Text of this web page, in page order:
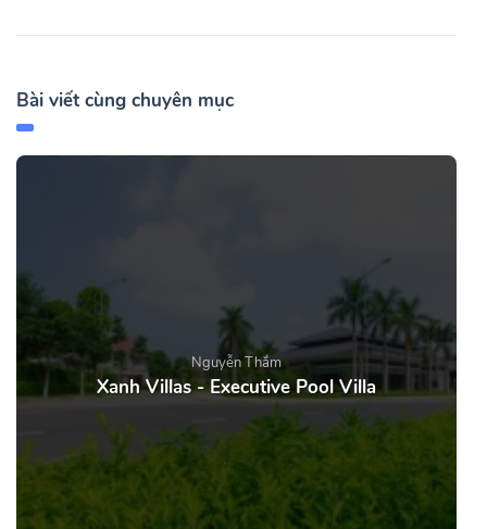
Bài viết cùng chuyên mục
Nguyễn Thắm
Xanh Villas - Executive Pool Villa